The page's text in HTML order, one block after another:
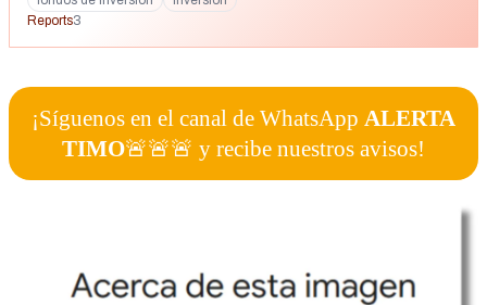
Reports3
¡Síguenos en el canal de WhatsApp ALERTA
TIMO🚨🚨🚨 y recibe nuestros avisos!